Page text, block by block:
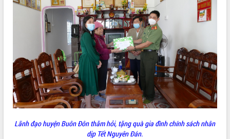
ĐIỂM TIN VĂN BẢN
QUY HOẠCH - KẾ HOẠCH
Lãnh đạo huyện Buôn Đôn thăm hỏi, tặng quà gia đình chính sách nhân
dịp Tết Nguyên Đán.